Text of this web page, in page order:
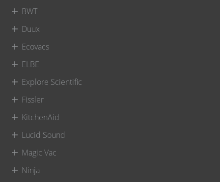
BWT
Duux
Ecovacs
ELBE
Explore Scientific
Fissler
KitchenAid
Lucid Sound
Magic Vac
Ninja